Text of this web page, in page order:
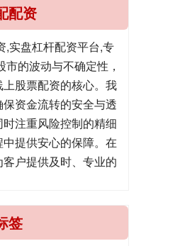
配资
,实盘杠杆配资平台,专
的波动与不确定性，
股票配资的核心。我
资金流转的安全与透
注重风险控制的精细
提供安心的保障。在
户提供及时、专业的
签